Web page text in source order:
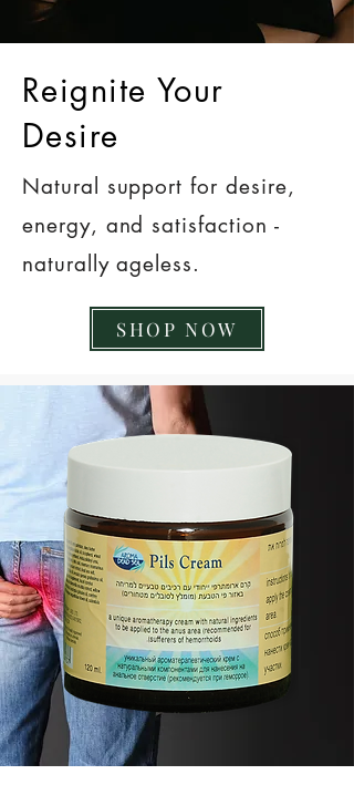
Reignite Your
Desire
Natural support for desire,
energy, and satisfaction -
naturally ageless.
SHOP NOW